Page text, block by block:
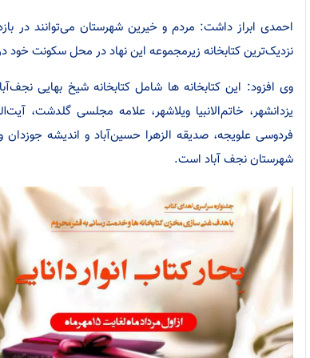
نزدیک‌ترین کتابخانه زیرمجموعه این نهاد در محل سکونت خود
وی افزود: این کتابخانه­ ها شامل کتابخانه‌ شیخ بهایی
یزدانشهر، خاتم‌الانبیا ویلاشهر، علامه مجلسی گلدشت،
فردوسی علویجه، صدیقه الزهرا حسین‌آباد و اندیشه
شهرستان نجف‌ آباد است.